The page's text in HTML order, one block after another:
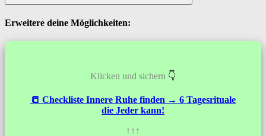
Suchen
Erweitere deine Möglichkeiten:
Klicken und sichern 👇
📒 Checkliste Innere Ruhe finden → 6 Tagesrituale
die Jeder kann!
↑↑↑